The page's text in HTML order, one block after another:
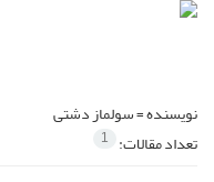
نویسنده =سولماز دشتی
تعداد مقالات: 1